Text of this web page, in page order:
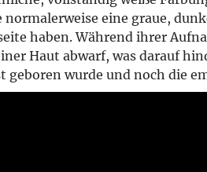
normalerweise eine graue,
haben. Während ihrer
Haut abwarf, was darauf
geboren wurde und noch die